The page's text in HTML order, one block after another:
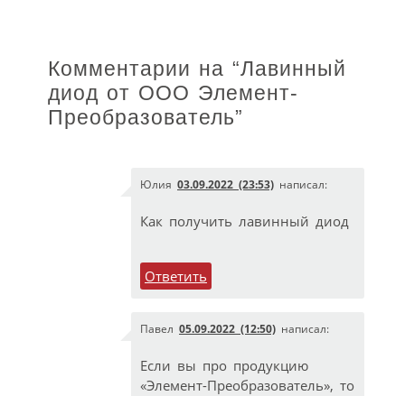
Комментарии на “Лавинный
диод от ООО Элемент-
Преобразователь”
Юлия 03.09.2022 (23:53) написал:
Как получить лавинный диод
Ответить
Павел 05.09.2022 (12:50) написал:
Если вы про продукцию
«Элемент-Преобразователь», то